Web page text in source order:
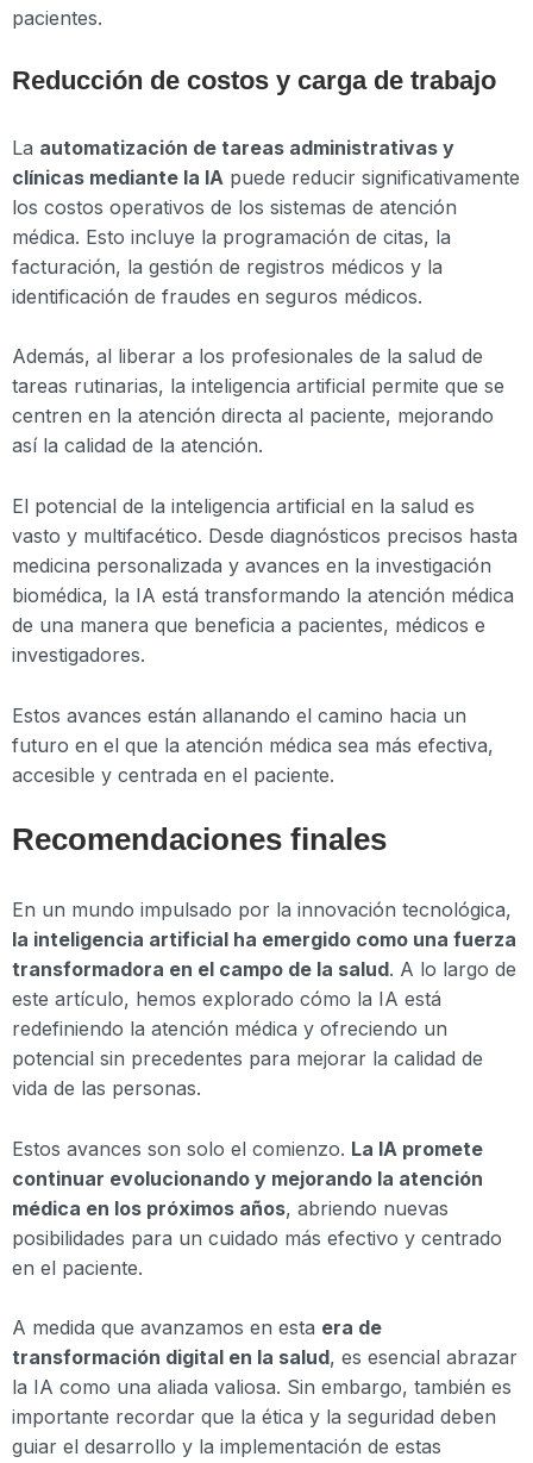
pacientes.
Reducción de costos y carga de trabajo
La automatización de tareas administrativas y
clínicas mediante la IA puede reducir significativamente
los costos operativos de los sistemas de atención
médica. Esto incluye la programación de citas, la
facturación, la gestión de registros médicos y la
identificación de fraudes en seguros médicos.
Además, al liberar a los profesionales de la salud de
tareas rutinarias, la inteligencia artificial permite que se
centren en la atención directa al paciente, mejorando
así la calidad de la atención.
El potencial de la inteligencia artificial en la salud es
vasto y multifacético. Desde diagnósticos precisos hasta
medicina personalizada y avances en la investigación
biomédica, la IA está transformando la atención médica
de una manera que beneficia a pacientes, médicos e
investigadores.
Estos avances están allanando el camino hacia un
futuro en el que la atención médica sea más efectiva,
accesible y centrada en el paciente.
Recomendaciones finales
En un mundo impulsado por la innovación tecnológica,
la inteligencia artificial ha emergido como una fuerza
transformadora en el campo de la salud. A lo largo de
este artículo, hemos explorado cómo la IA está
redefiniendo la atención médica y ofreciendo un
potencial sin precedentes para mejorar la calidad de
vida de las personas.
Estos avances son solo el comienzo. La IA promete
continuar evolucionando y mejorando la atención
médica en los próximos años, abriendo nuevas
posibilidades para un cuidado más efectivo y centrado
en el paciente.
A medida que avanzamos en esta era de
transformación digital en la salud, es esencial abrazar
la IA como una aliada valiosa. Sin embargo, también es
importante recordar que la ética y la seguridad deben
guiar el desarrollo y la implementación de estas